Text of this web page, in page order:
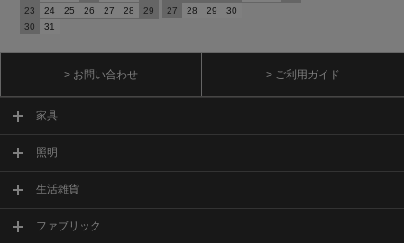
23
24 25 26 27 28
29
30
31
27
28 29 30
> お問い合わせ > ご利用ガイド
家具
照明
生活雑貨
ファブリック